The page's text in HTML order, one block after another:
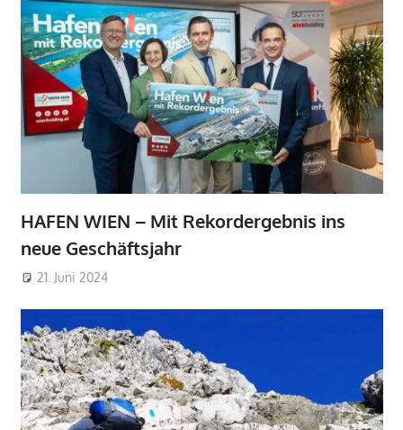
HAFEN WIEN – Mit Rekordergebnis ins
neue Geschäftsjahr
21. Juni 2024